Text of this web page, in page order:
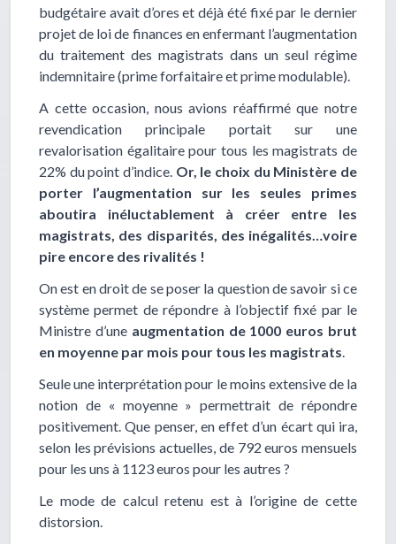
budgétaire avait d’ores et déjà été fixé par le dernier
projet de loi de finances en enfermant l’augmentation
du traitement des magistrats dans un seul régime
indemnitaire (prime forfaitaire et prime modulable).
A cette occasion, nous avions réaffirmé que notre
revendication principale portait sur une
revalorisation égalitaire pour tous les magistrats de
22% du point d’indice. Or, le choix du Ministère de
porter l’augmentation sur les seules primes
aboutira inéluctablement à créer entre les
magistrats, des disparités, des inégalités…voire
pire encore des rivalités !
On est en droit de se poser la question de savoir si ce
système permet de répondre à l’objectif fixé par le
Ministre d’une augmentation de 1000 euros brut
en moyenne par mois pour tous les magistrats.
Seule une interprétation pour le moins extensive de la
notion de « moyenne » permettrait de répondre
positivement. Que penser, en effet d’un écart qui ira,
selon les prévisions actuelles, de 792 euros mensuels
pour les uns à 1123 euros pour les autres ?
Le mode de calcul retenu est à l’origine de cette
distorsion.